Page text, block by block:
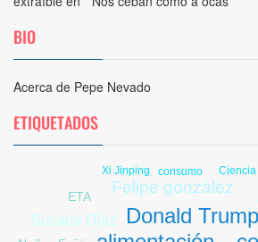
BIO
Acerca de Pepe Nevado
ETIQUETADOS
Donald Trump
Felipe gonzález
Susana Díaz
ETA
Ciencia
consumo
Xi Jinping